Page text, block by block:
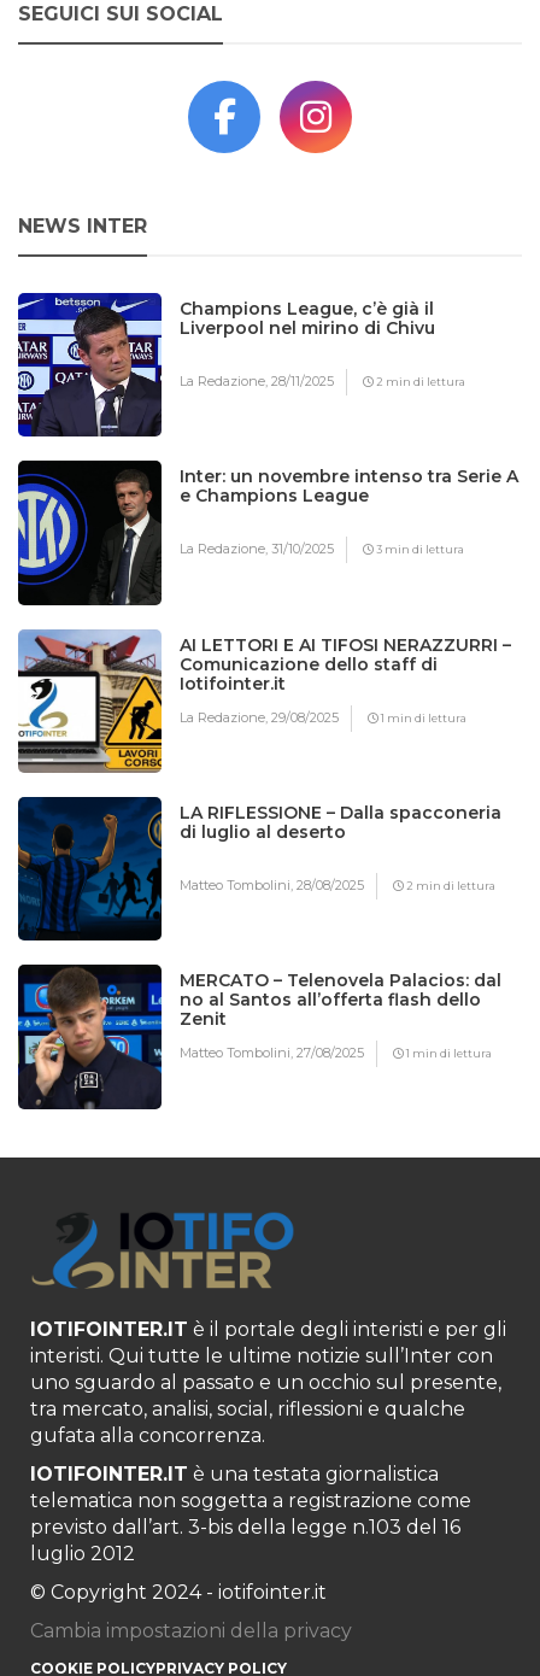
SEGUICI SUI SOCIAL
NEWS INTER
Champions League, c’è già il
Liverpool nel mirino di Chivu
La Redazione,28/11/2025 2 min di lettura
Inter: un novembre intenso tra Serie A
e Champions League
La Redazione,31/10/2025 3 min di lettura
AI LETTORI E AI TIFOSI NERAZZURRI –
Comunicazione dello staff di
Iotifointer.it
La Redazione,29/08/2025 1 min di lettura
LA RIFLESSIONE – Dalla spacconeria
di luglio al deserto
Matteo Tombolini,28/08/2025 2 min di lettura
MERCATO – Telenovela Palacios: dal
no al Santos all’offerta flash dello
Zenit
Matteo Tombolini,27/08/2025 1 min di lettura
IOTIFOINTER.IT è il portale degli interisti e per gli
interisti. Qui tutte le ultime notizie sull’Inter con
uno sguardo al passato e un occhio sul presente,
tra mercato, analisi, social, riflessioni e qualche
gufata alla concorrenza.
IOTIFOINTER.IT è una testata giornalistica
telematica non soggetta a registrazione come
previsto dall’art. 3-bis della legge n.103 del 16
luglio 2012
© Copyright 2024 - iotifointer.it
Cambia impostazioni della privacy
COOKIE POLICYPRIVACY POLICY